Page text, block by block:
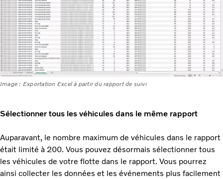
Image : Exportation Excel à partir du rapport de suivi
Sélectionner tous les véhicules dans le même rapport
Auparavant, le nombre maximum de véhicules dans le rapport
était limité à 200. Vous pouvez désormais sélectionner tous
les véhicules de votre flotte dans le rapport. Vous pourrez
ainsi collecter les données et les événements plus facilement